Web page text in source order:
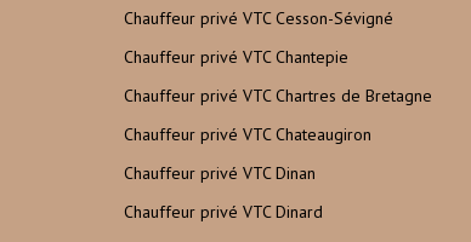
Chauffeur privé VTC Cesson-Sévigné
Chauffeur privé VTC Chantepie
Chauffeur privé VTC Chartres de Bretagne
Chauffeur privé VTC Chateaugiron
Chauffeur privé VTC Dinan
Chauffeur privé VTC Dinard